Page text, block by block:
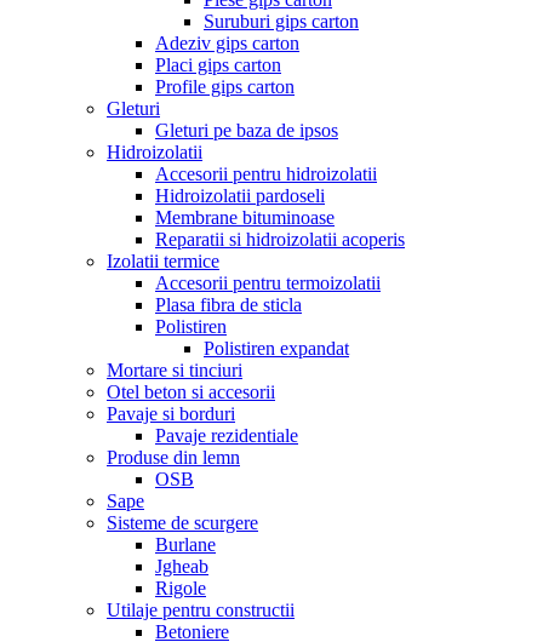
Suruburi gips carton
Adeziv gips carton
Placi gips carton
Profile gips carton
Gleturi
Gleturi pe baza de ipsos
Hidroizolatii
Accesorii pentru hidroizolatii
Hidroizolatii pardoseli
Membrane bituminoase
Reparatii si hidroizolatii acoperis
Izolatii termice
Accesorii pentru termoizolatii
Plasa fibra de sticla
Polistiren
Polistiren expandat
Mortare si tinciuri
Otel beton si accesorii
Pavaje si borduri
Pavaje rezidentiale
Produse din lemn
OSB
Sape
Sisteme de scurgere
Burlane
Jgheab
Rigole
Utilaje pentru constructii
Betoniere